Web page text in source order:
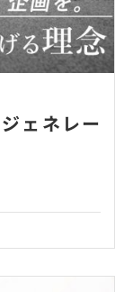
ェネレー